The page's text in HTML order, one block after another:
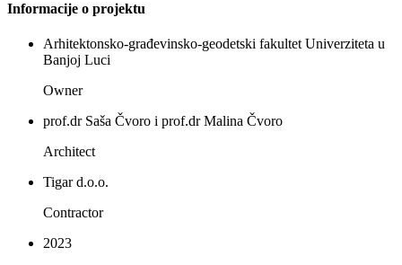
Informacije o projektu
Arhitektonsko-građevinsko-geodetski fakultet Univerziteta u
Banjoj Luci
Owner
prof.dr Saša Čvoro i prof.dr Malina Čvoro
Architect
Tigar d.o.o.
Contractor
2023